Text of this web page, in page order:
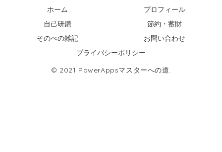
ホーム
プロフィール
自己研鑽
節約・蓄財
そのべの雑記
お問い合わせ
プライバシーポリシー
© 2021 PowerAppsマスターへの道.